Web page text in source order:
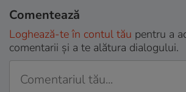
Comentează
Loghează-te în contul tău pentru a
comentarii și a te alătura dialogului.